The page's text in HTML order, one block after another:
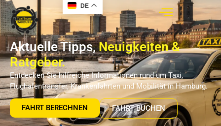
DE
Aktuelle Tipps,Neuigkeiten &
Ratgeber.
Entdecken Sie hilfreiche Informationen rund um Taxi,
Flughafentransfer, Krankenfahrten und Mobilität in Hamburg.
FAHRT BERECHNEN FAHRT BUCHEN